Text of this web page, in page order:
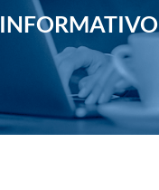
INFORMATIVO